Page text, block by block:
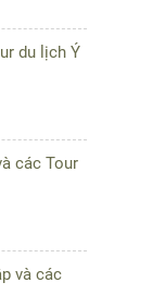
du lịch Ý
các Tour
và các